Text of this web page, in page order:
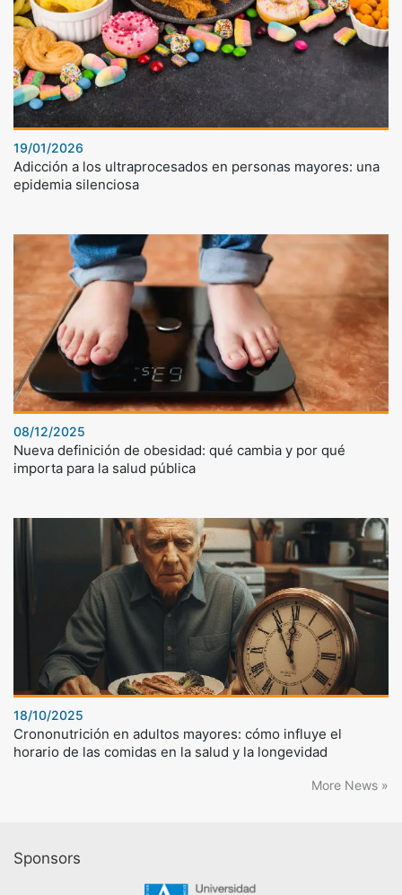
19/01/2026
Adicción a los ultraprocesados en personas mayores: una
epidemia silenciosa
08/12/2025
Nueva definición de obesidad: qué cambia y por qué
importa para la salud pública
18/10/2025
Crononutrición en adultos mayores: cómo influye el
horario de las comidas en la salud y la longevidad
More News »
Sponsors